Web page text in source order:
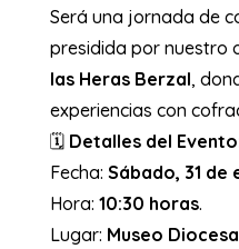
​Será una jornada de
presidida por nuestro
las Heras Berzal,
experiencias con
​🗓️ Detalles del
​Fecha: Sábado, 31 de
​Hora: 10:30 horas.
​Lugar: Museo